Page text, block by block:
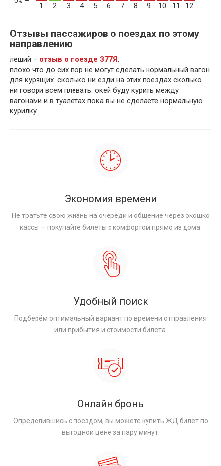
1 2 3 4 5 6 7 8 9 10 11 12
Отзывы пассажиров о поездах по этому
направлению
леший – отзыв о поезде 377Я:
плохо что до сих пор не могут сделать нормальный вагон
для курящих. сколько ни езди на этих поездах сколько
ни говори всем плевать. окей буду курить между
вагонами и в туалетах пока вы не сделаете нормальную
курилку
Экономия времени
Не тратьте свою жизнь на очереди и общение через окошко
кассы — покупайте билеты с комфортом прямо из дома.
Удобный поиск
Подберём оптимальный вариант по времени отправления
или прибытия и стоимости билета.
Онлайн бронь
Определившись с поездом, вы можете купить ЖД билет по
выгодной цене за пару минут.